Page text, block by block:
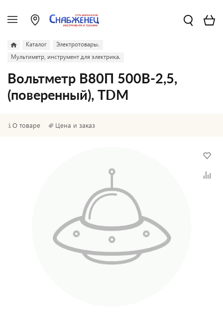
Каталог
Электротовары.
Мультиметр, инструмент для электрика.
Вольтметр В80П 500В-2,5,
(поверенный), TDM
О товаре Цена и заказ